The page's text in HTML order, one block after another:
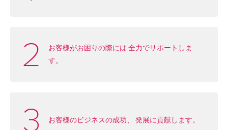
お客様がお困りの際には 全力でサポートしま
す。
お客様のビジネスの成功、 発展に貢献します。